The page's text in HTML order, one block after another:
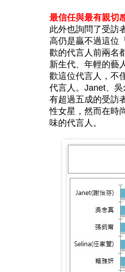
最信任與最有親切
此外也詢問了受訪
高仍是贏不過這位
歡的代言人前兩名
新生代、年輕的藝
歡這位代言人，不
代言人。Janet、
有超過五成的受訪
性女星，然而在時
味的代言人。